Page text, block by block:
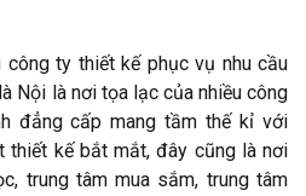
ty thiết kế phục vụ nhu cầu
Nội là nơi tọa lạc của nhiều công
đẳng cấp mang tầm thế kỉ với
thiết kế bắt mắt, đây cũng là nơi
trung tâm mua sắm, trung tâm